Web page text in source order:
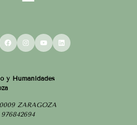
FacebookInstagram
YouTubeLinkedIn
y Humanidades
ZARAGOZA